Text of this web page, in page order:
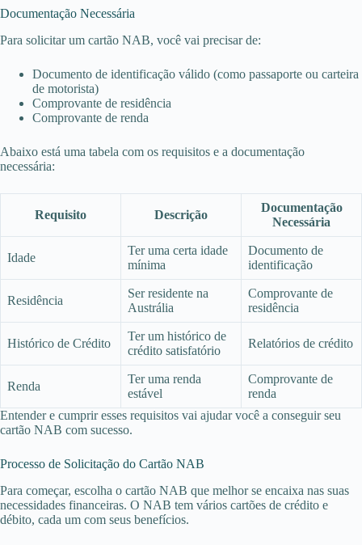
Documentação Necessária
Para solicitar um cartão NAB, você vai precisar de:
Documento de identificação válido (como passaporte ou carteira
de motorista)
Comprovante de residência
Comprovante de renda
Abaixo está uma tabela com os requisitos e a documentação
necessária:
Requisito Descrição
Documentação
Necessária
Idade
Ter uma certa idade
mínima
Documento de
identificação
Residência
Ser residente na
Austrália
Comprovante de
residência
Histórico de Crédito
Ter um histórico de
crédito satisfatório
Relatórios de crédito
Renda
Ter uma renda
estável
Comprovante de
renda
Entender e cumprir esses requisitos vai ajudar você a conseguir seu
cartão NAB com sucesso.
Processo de Solicitação do Cartão NAB
Para começar, escolha o cartão NAB que melhor se encaixa nas suas
necessidades financeiras. O NAB tem vários cartões de crédito e
débito, cada um com seus benefícios.